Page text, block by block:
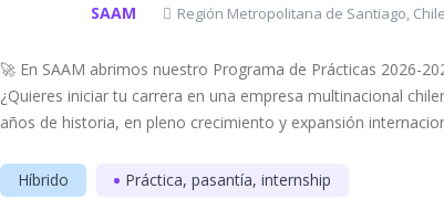
SAAM Región Metropolitana de Santiago, Chile
🚀 En SAAM abrimos nuestro Programa de Prácticas 2026-
¿Quieres iniciar tu carrera en una empresa multinacional
años de historia, en pleno crecimiento y expansión
Híbrido Práctica, pasantía, internship